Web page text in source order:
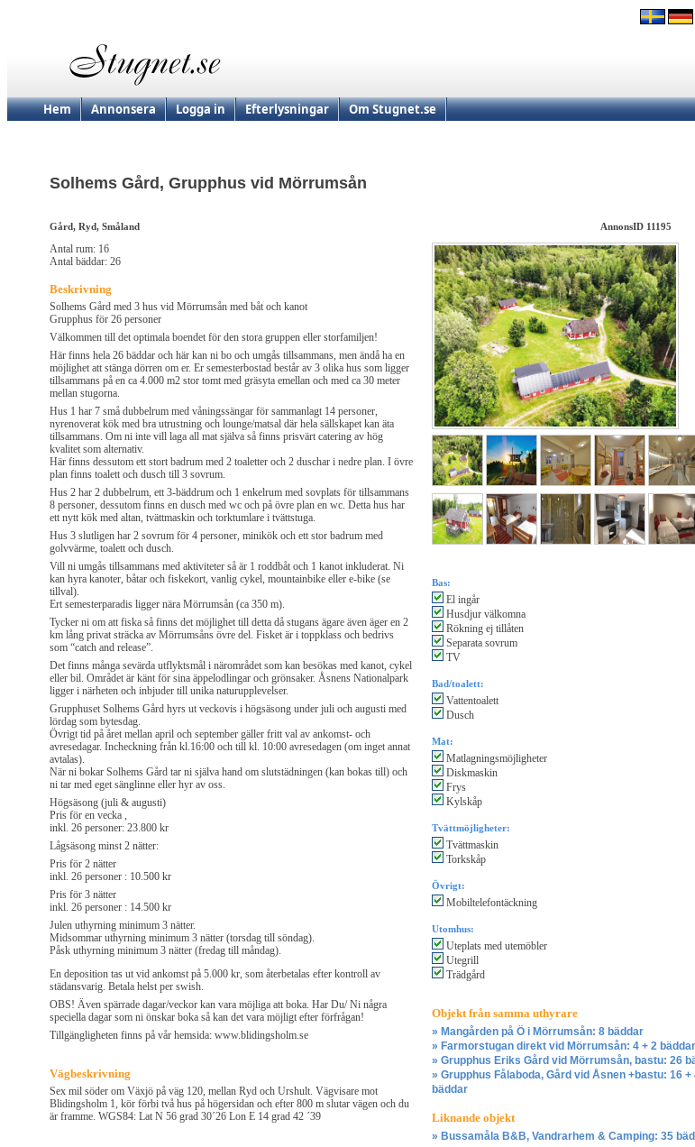
Hem Annonsera Logga in Efterlysningar Om Stugnet.se
Solhems Gård, Grupphus vid Mörrumsån
Gård, Ryd, Småland AnnonsID 11195
Antal rum: 16
Antal bäddar: 26
Beskrivning
Solhems Gård med 3 hus vid Mörrumsån med båt och kanot
Grupphus för 26 personer
Välkommen till det optimala boendet för den stora gruppen eller storfamiljen!
Här finns hela 26 bäddar och här kan ni bo och umgås tillsammans, men ändå ha en
möjlighet att stänga dörren om er. Er semesterbostad består av 3 olika hus som ligger
tillsammans på en ca 4.000 m2 stor tomt med gräsyta emellan och med ca 30 meter
mellan stugorna.
Hus 1 har 7 små dubbelrum med våningssängar för sammanlagt 14 personer,
nyrenoverat kök med bra utrustning och lounge/matsal där hela sällskapet kan äta
tillsammans. Om ni inte vill laga all mat själva så finns prisvärt catering av hög
kvalitet som alternativ.
Här finns dessutom ett stort badrum med 2 toaletter och 2 duschar i nedre plan. I övre
plan finns toalett och dusch till 3 sovrum.
Hus 2 har 2 dubbelrum, ett 3-bäddrum och 1 enkelrum med sovplats för tillsammans
8 personer, dessutom finns en dusch med wc och på övre plan en wc. Detta hus har
ett nytt kök med altan, tvättmaskin och torktumlare i tvättstuga.
Hus 3 slutligen har 2 sovrum för 4 personer, minikök och ett stor badrum med
golvvärme, toalett och dusch.
Vill ni umgås tillsammans med aktiviteter så är 1 roddbåt och 1 kanot inkluderat. Ni
kan hyra kanoter, båtar och fiskekort, vanlig cykel, mountainbike eller e-bike (se
tillval).
Ert semesterparadis ligger nära Mörrumsån (ca 350 m).
Tycker ni om att fiska så finns det möjlighet till detta då stugans ägare även äger en 2
km lång privat sträcka av Mörrumsåns övre del. Fisket är i toppklass och bedrivs
som “catch and release”.
Det finns många sevärda utflyktsmål i närområdet som kan besökas med kanot, cykel
eller bil. Området är känt för sina äppelodlingar och grönsaker. Åsnens Nationalpark
ligger i närheten och inbjuder till unika naturupplevelser.
Grupphuset Solhems Gård hyrs ut veckovis i högsäsong under juli och augusti med
lördag som bytesdag.
Övrigt tid på året mellan april och september gäller fritt val av ankomst- och
avresedagar. Incheckning från kl.16:00 och till kl. 10:00 avresedagen (om inget annat
avtalas).
När ni bokar Solhems Gård tar ni själva hand om slutstädningen (kan bokas till) och
ni tar med eget sänglinne eller hyr av oss.
Högsäsong (juli & augusti)
Pris för en vecka ,
inkl. 26 personer: 23.800 kr
Lågsäsong minst 2 nätter:
Pris för 2 nätter
inkl. 26 personer : 10.500 kr
Pris för 3 nätter
inkl. 26 personer : 14.500 kr
Julen uthyrning minimum 3 nätter.
Midsommar uthyrning minimum 3 nätter (torsdag till söndag).
Påsk uthyrning minimum 3 nätter (fredag till måndag).
En deposition tas ut vid ankomst på 5.000 kr, som återbetalas efter kontroll av
städansvarig. Betala helst per swish.
OBS! Även spärrade dagar/veckor kan vara möjliga att boka. Har Du/ Ni några
speciella dagar som ni önskar boka så kan det vara möjligt efter förfrågan!
Tillgängligheten finns på vår hemsida: www.blidingsholm.se
Vägbeskrivning
Sex mil söder om Växjö på väg 120, mellan Ryd och Urshult. Vägvisare mot
Blidingsholm 1, kör förbi två hus på högersidan och efter 800 m slutar vägen och du
är framme. WGS84: Lat N 56 grad 30´26 Lon E 14 grad 42 ´39
Bas:
El ingår
Husdjur välkomna
Rökning ej tillåten
Separata sovrum
TV
Bad/toalett:
Vattentoalett
Dusch
Mat:
Matlagningsmöjligheter
Diskmaskin
Frys
Kylskåp
Tvättmöjligheter:
Tvättmaskin
Torkskåp
Övrigt:
Mobiltelefontäckning
Utomhus:
Uteplats med utemöbler
Utegrill
Trädgård
Objekt från samma uthyrare
» Mangården på Ö i Mörrumsån: 8 bäddar
» Farmorstugan direkt vid Mörrumsån: 4 + 2 bäddar
» Grupphus Eriks Gård vid Mörrumsån, bastu: 26
» Grupphus Fålaboda, Gård vid Åsnen +bastu: 16 +
bäddar
Liknande objekt
» Bussamåla B&B, Vandrarhem & Camping: 35